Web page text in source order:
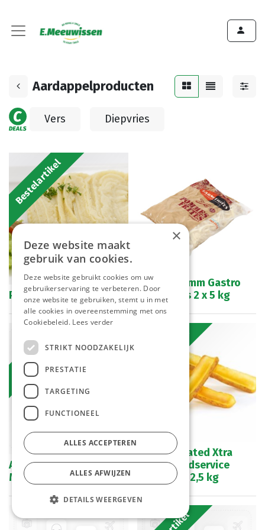
Aardappelproducten
Vers Diepvries
Bestelartikel
Puree Noyez 350 gr
Frieten 10 mm Gastro
Farm Frites 2 x 5 kg
Bestelartikel
Aardappel Kroketten
Mini Mc Cain 1,5 kg
Bestelartikel
Frieten Coated Xtra
Crispy Foodservice
Lutosa 4 x 2,5 kg
×
Deze website maakt
gebruik van cookies.
Deze website gebruikt cookies om uw
gebruikerservaring te verbeteren. Door
onze website te gebruiken, stemt u in met
alle cookies in overeenstemming met ons
Cookiebeleid. Lees verder
STRIKT NOODZAKELIJK
PRESTATIE
TARGETING
FUNCTIONEEL
ALLES ACCEPTEREN
ALLES AFWIJZEN
DETAILS WEERGEVEN